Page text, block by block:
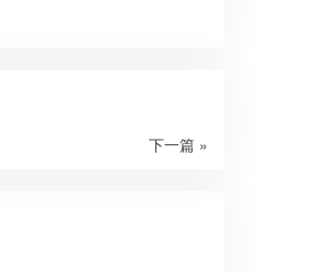
下一篇 »